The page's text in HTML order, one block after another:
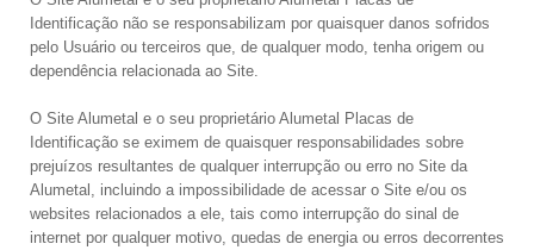
Identificação não se responsabilizam por quaisquer danos sofridos
pelo Usuário ou terceiros que, de qualquer modo, tenha origem ou
dependência relacionada ao Site.
O Site Alumetal e o seu proprietário Alumetal Placas de
Identificação se eximem de quaisquer responsabilidades sobre
prejuízos resultantes de qualquer interrupção ou erro no Site da
Alumetal, incluindo a impossibilidade de acessar o Site e/ou os
websites relacionados a ele, tais como interrupção do sinal de
internet por qualquer motivo, quedas de energia ou erros decorrentes